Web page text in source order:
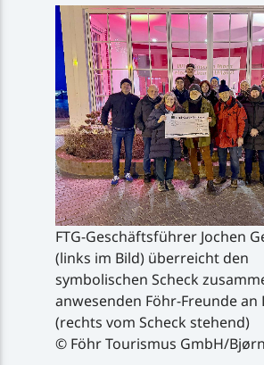
FTG-Geschäftsführer Jochen
(links im Bild) überreicht den
symbolischen Scheck
anwesenden Föhr-Freunde an
(rechts vom Scheck stehend)
© Föhr Tourismus GmbH/